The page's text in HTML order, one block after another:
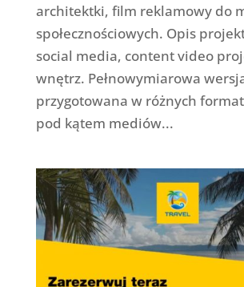
architektki, film reklamowy do
społecznościowych. Opis
social media, content video
wnętrz. Pełnowymiarowa
przygotowana w różnych
pod kątem mediów...